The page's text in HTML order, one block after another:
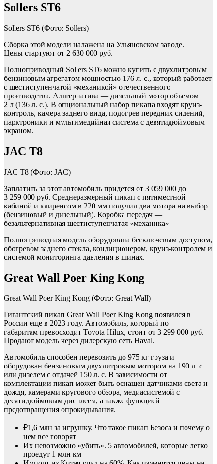
Sollers ST6
Sollers ST6 (Фото: Sollers)
Сборка этой модели налажена на Ульяновском заводе.
Цены стартуют от 2 630 000 руб.
Полноприводный Sollers ST6 можно купить с двухлитровым
бензиновым агрегатом мощностью 176 л. с., который работает
с шестиступенчатой «механикой» отечественного
производства. Альтернатива — дизельный мотор объемом
2 л (136 л. с.). В опциональный набор пикапа входят круиз-
контроль, камера заднего вида, подогрев передних сидений,
парктроники и мультимедийная система с девятидюймовым
экраном.
JAC T8
JAC T8 (Фото: JAC)
Заплатить за этот автомобиль придется от 3 059 000 до
3 259 000 руб. Среднеразмерный пикап с пятиместной
кабиной и клиренсом в 220 мм получил два мотора на выбор
(бензиновый и дизельный). Коробка передач —
безальтернативная шестиступенчатая «механика».
Полноприводная модель оборудована бесключевым доступом,
обогревом заднего стекла, кондиционером, круиз-контролем и
системой мониторинга давления в шинах.
Great Wall Poer King Kong
Great Wall Poer King Kong (Фото: Great Wall)
Гигантский пикап Great Wall Poer King Kong появился в
России еще в 2023 году. Автомобиль, который по
габаритам превосходит Toyota Hilux, стоит от 3 299 000 руб.
Продают модель через дилерскую сеть Haval.
Автомобиль способен перевозить до 975 кг груза и
оборудован бензиновым двухлитровым мотором на 190 л. с.
или дизелем с отдачей 150 л. с. В зависимости от
комплектации пикап может быть оснащен датчиками света и
дождя, камерами кругового обзора, медиасистемой с
десятидюймовым дисплеем, а также функцией
предотвращения опрокидывания.
₽1,6 млн за игрушку. Что такое пикап Безоса и почему о
нем все говорят
Их невозможно «убить». 5 автомобилей, которые легко
проедут 1 млн км